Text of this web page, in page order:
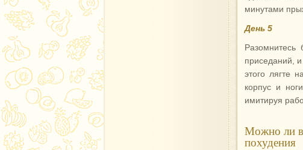
минутами
День 5
приседаний,
этого лягте
корпус и
имитируя
Можно ли
похудения